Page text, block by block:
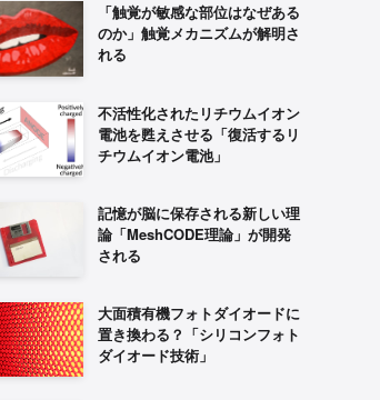
「触覚が敏感な部位はなぜある
のか」触覚メカニズムが解明さ
れる
不活性化されたリチウムイオン
電池を甦えさせる「復活するリ
チウムイオン電池」
記憶が脳に保存される新しい理
論「MeshCODE理論」が開発
される
大面積有機フォトダイオードに
置き換わる？「シリコンフォト
ダイオード技術」